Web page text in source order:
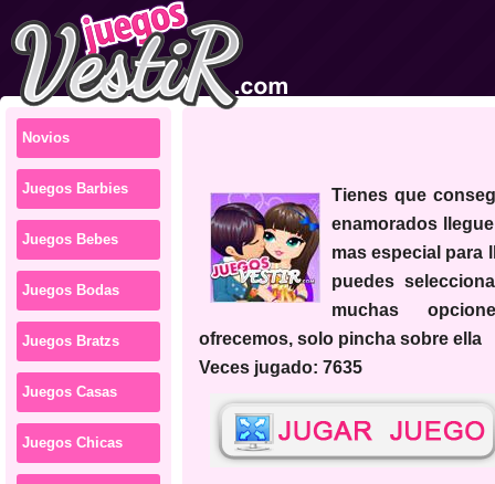
Novios
Juegos Barbies
Juegos Bebes
Juegos Bodas
Juegos Bratzs
Juegos Casas
Juegos Chicas
tienes que conseguir que estos
enamorados
mas especial para
puedes
muchas
ofrecemos, solo pincha sobre ella
Veces jugado: 7635